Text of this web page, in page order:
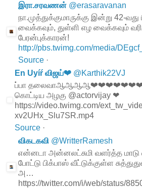
இரா.சரவணன் @erasaravanan
நா.முத்துக்குமாருக்கு இன்று 42-
வைக்கவும், துள்ளி எழ வைக்கவும்
பேரன்புக்காரன்!
http://pbs.twimg.com/media/
Source ·
En Uyíŕ விஜய்❤ @Karthik22VJ
ப்பா
கொட்டிய அழகு @actorvijay ❤
https://video.twimg.com/
xv2UHx_Slu7SR.mp4
Source ·
விகடகவி @WritterRamesh
என்னடா அன்னலட்சுமி வளர்த்த மாடு
போட்டு பிக்பாஸ் வீட்டுக்குள்ள
அ…
https://twitter.com/i/web/status/